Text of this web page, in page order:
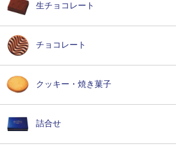
生チョコレート
チョコレート
クッキー・焼き菓子
詰合せ